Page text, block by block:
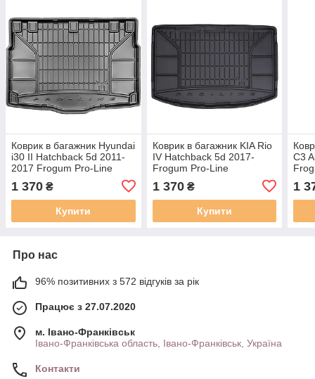
Коврик в багажник Hyundai
i30 II Hatchback 5d 2011-
2017 Frogum Pro-Line
1 370 ₴
Купити
Коврик в багажник KIA Rio
IV Hatchback 5d 2017-
Frogum Pro-Line
1 370₴
Купити
C3
1
Про нас
96% позитивних з 572 відгуків за рік
Працює з 27.07.2020
м. Івано-Франківськ
Івано-Франківська область, Івано-Франківськ, Україна
Контакти